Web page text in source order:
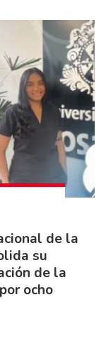
de la
su
de la
ocho